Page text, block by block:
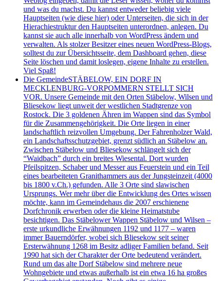
und was du machst. Du kannst entweder beliebig viele
Hauptseiten (wie diese hier) oder Unterseiten, die sich in der
Hierachiestruktur den Hauptseiten unterordnen, anlegen. Du
kannst sie auch alle innerhalb von WordPress ändern und
verwalten. Als stolzer Besitzer eines neuen WordPress-Blogs,
solltest du zur Übersichtsseite, dem Dashboard gehen, diese
Seite löschen und damit loslegen, eigene Inhalte zu erstellen.
Viel Spaß!
Die GemeindeSTÄBELOW, EIN DORF IN
MECKLENBURG-VORPOMMERN STELLT SICH
VOR. Unsere Gemeinde mit den Orten Stäbelow, Wilsen und
Bliesekow liegt unweit der westlichen Stadtgrenze von
Rostock. Die 3 goldenen Ähren im Wappen sind das Symbol
für die Zusammengehörigkeit. Die Orte liegen in einer
landschaftlich reizvollen Umgebung. Der Fahrenholzer Wald,
ein Landschaftsschutzgebiet, grenzt südlich an Stäbelow an.
Zwischen Stäbelow und Bliesekow schlängelt sich der
“Waidbach” durch ein breites Wiesental. Dort wurden
Pfeilspitzen, Schaber und Messer aus Feuerstein und ein Teil
eines bearbeiteten Granithammers aus der Jungsteinzeit (4000
bis 1800 v.Ch.) gefunden. Alle 3 Orte sind slawischen
Ursprungs. Wer mehr über die Entwicklung des Ortes wissen
möchte, kann im Gemeindehaus die 2007 erschienene
Dorfchronik erwerben oder die kleine Heimatstube
besichtigen. Das Stäbelower Wappen Stäbelow und Wilsen –
erste urkundliche Erwähnungen 1192 und 1177 – waren
immer Bauerndörfer, wobei sich Bliesekow seit seiner
Ersterwähnung 1268 im Besitz adliger Familien befand. Seit
1990 hat sich der Charakter der Orte bedeutend verändert.
Rund um das alte Dorf Stäbelow sind mehrere neue
Wohngebiete und etwas außerhalb ist ein etwa 16 ha großes